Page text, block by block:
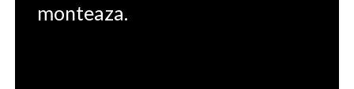
monteaza.